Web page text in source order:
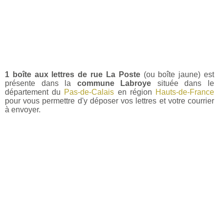
1 boîte aux lettres de rue La Poste(ou boîte jaune) est
présente dans la commune Labroye située dans le
département du Pas-de-Calais en région Hauts-de-France
pour vous permettre d'y déposer vos lettres et votre courrier
à envoyer.